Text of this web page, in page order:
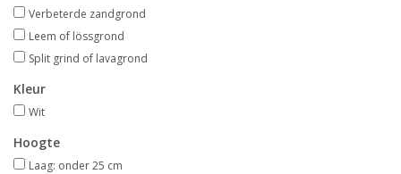
Bodemverbetering
Overige producten
Verbeterde zandgrond
Leem of lössgrond
Split grind of lavagrond
Kleur
Wit
Hoogte
Laag: onder 25 cm